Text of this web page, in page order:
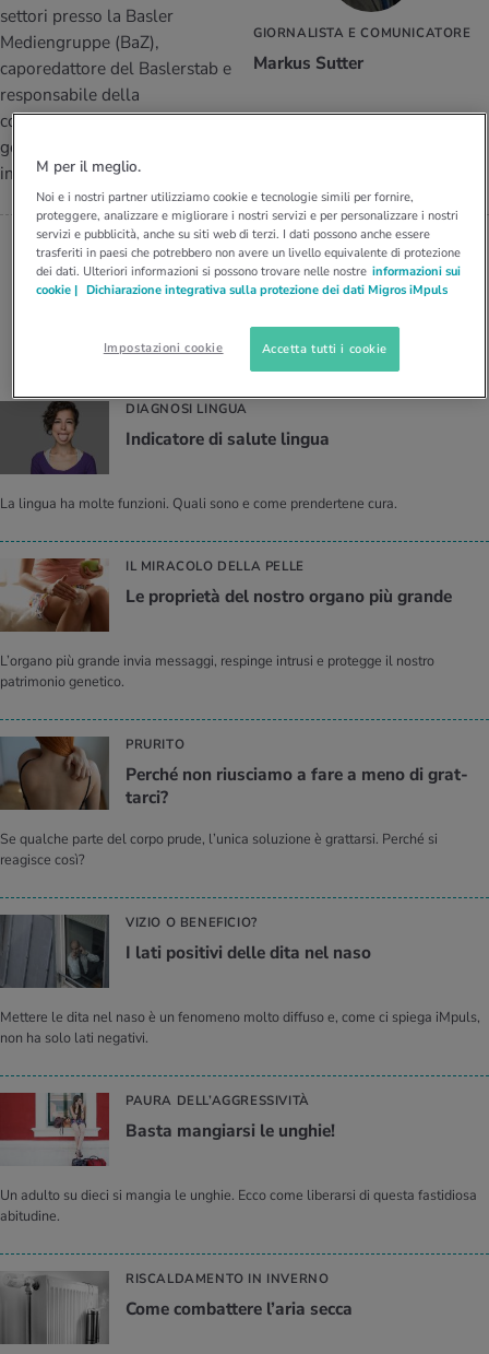
e intolleranze
nutritive
D’ATTUALITÀ NELL’AMBITO ALIMENTAZIONE
Calcolatore BMI
invernali
D’ATTUALITÀ NELL’AMBITO MOVIMENTO
Calcola il consumo calorico
Corsa & Jogging
D’ATTUALITÀ NELL’AMBITO RILASSAMENTO
Lavoro e salute
Rilassamento attivo
delle donne
fisici
mediche
D’ATTUALITÀ NELL’AMBITO MEDICINA
Abbassare la pressione sanguigna
D’ATTUALITÀ NELL’AMBITO SERVIZIO
Offerte
Tool, test e quiz
GIORNALISTA E COMUNICATORE
Markus Sutter
settori presso la Basler
Mediengruppe (BaZ),
caporedattore del Baslerstab e
responsabile della
comunicazione per il Felix Platter-Spital (Centro universitario di
geriatria). Dall’inizio del 2015 lavora come giornalista
indipendente con il nome di M. Sutter Kommunikation.
Gli articoli di Markus Sutter
DIAGNOSI LINGUA
In­di­ca­to­re di sa­lu­te lin­gua
La lingua ha molte funzioni. Quali sono e come prendertene cura.
IL MIRACOLO DELLA PELLE
Le pro­prie­tà del no­stro or­ga­no più gran­de
L’organo più grande invia messaggi, respinge intrusi e protegge il nostro
patrimonio genetico.
PRURITO
Per­ché non riu­scia­mo a fare a meno di grat­
tar­ci?
Se qualche parte del corpo prude, l’unica soluzione è grattarsi. Perché si
reagisce così?
VIZIO O BENEFICIO?
I lati po­si­ti­vi delle dita nel naso
Mettere le dita nel naso è un fenomeno molto diffuso e, come ci spiega iMpuls,
non ha solo lati negativi.
PAURA DELL’AGGRESSIVITÀ
Basta man­giar­si le un­ghie!
Un adulto su dieci si mangia le unghie. Ecco come liberarsi di questa fastidiosa
abitudine.
RISCALDAMENTO IN INVERNO
Come com­bat­te­re l’a­ria secca
M per il meglio.
Noi e i nostri partner utilizziamo cookie e tecnologie simili per fornire,
proteggere, analizzare e migliorare i nostri servizi e per personalizzare i nostri
servizi e pubblicità, anche su siti web di terzi. I dati possono anche essere
trasferiti in paesi che potrebbero non avere un livello equivalente di protezione
dei dati. Ulteriori informazioni si possono trovare nelle nostre informazioni sui
cookie | Dichiarazione integrativa sulla protezione dei dati Migros iMpuls
Impostazioni cookie Accetta tutti i cookie